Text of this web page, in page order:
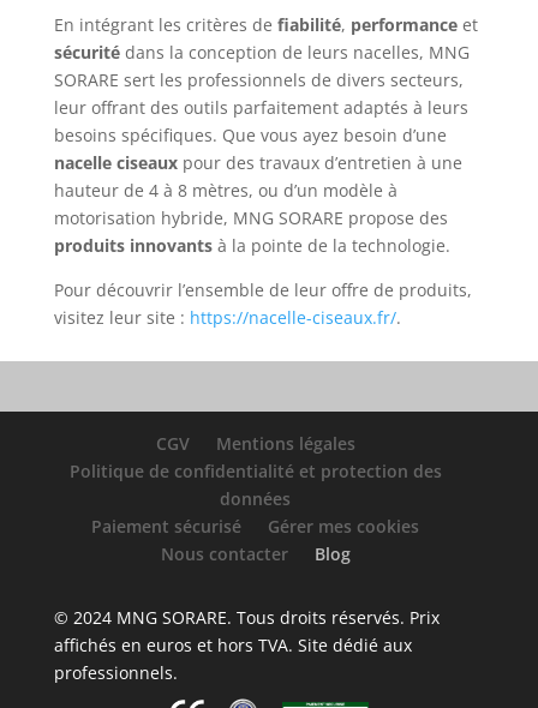
En intégrant les critères de fiabilité, performanceet
sécuritédans la conception de leurs nacelles, MNG
SORARE sert les professionnels de divers secteurs,
leur offrant des outils parfaitement adaptés à leurs
besoins spécifiques. Que vous ayez besoin d’une
nacelle ciseauxpour des travaux d’entretien à une
hauteur de 4 à 8 mètres, ou d’un modèle à
motorisation hybride, MNG SORARE propose des
produits innovantsà la pointe de la technologie.
Pour découvrir l’ensemble de leur offre de produits,
visitez leur site : https://nacelle-ciseaux.fr/.
CGV
Mentions légales
Politique de confidentialité et protection des
données
Paiement sécurisé
Gérer mes cookies
Nous contacter
Blog
© 2024 MNG SORARE. Tous droits réservés. Prix
affichés en euros et hors TVA. Site dédié aux
professionnels.